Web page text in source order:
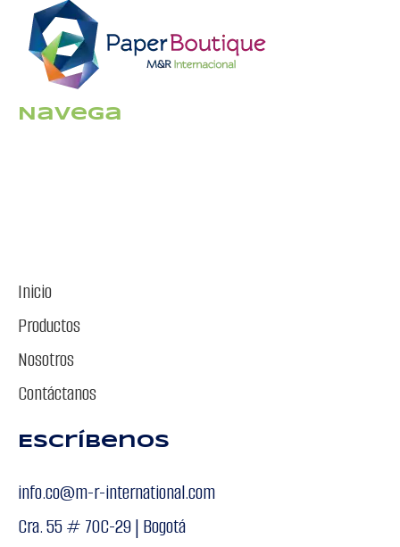
Navega
Inicio
Productos
Nosotros
Contáctanos
Escríbenos
info.co@m-r-international.com
Cra. 55 # 70C-29 | Bogotá